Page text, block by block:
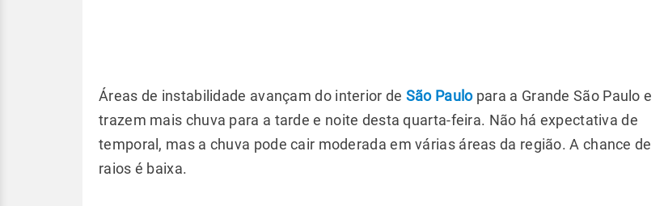
Áreas de instabilidade avançam do interior de São Paulopara a Grande São Paulo e
trazem mais chuva para a tarde e noite desta quarta-feira. Não há expectativa de
temporal, mas a chuva pode cair moderada em várias áreas da região. A chance de
raios é baixa.